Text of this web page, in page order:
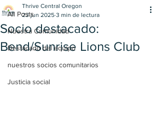
All Posts
Nuestra Comunidad
Destacado del equipo
nuestros socios comunitarios
Justicia social
Socio destacado:
Bend/Sunrise Lions Club
Thrive Central Oregon
23 jun 2025 3 min de lectura